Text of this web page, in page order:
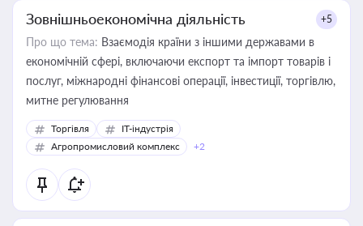
Зовнішньоекономічна діяльність +5
Про що тема: Взаємодія країни з іншими державами в
економічній сфері, включаючи експорт та імпорт товарів і
послуг, міжнародні фінансові операції, інвестиції, торгівлю,
митне регулювання
Торгівля
IT-індустрія
Агропромисловий комплекс
+2